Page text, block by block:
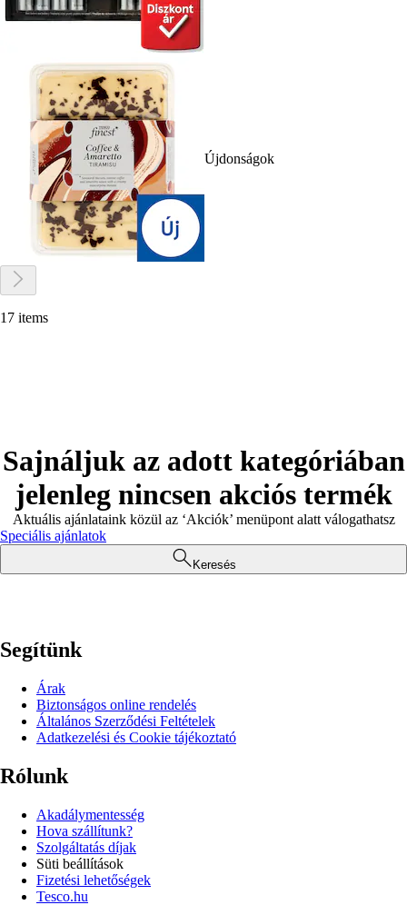
Újdonságok
17 items
Sajnáljuk az adott kategóriában
jelenleg nincsen akciós termék
Aktuális ajánlataink közül az ‘Akciók’ menüpont alatt válogathatsz
Speciális ajánlatok
Keresés
Segítünk
Árak
Biztonságos online rendelés
Általános Szerződési Feltételek
Adatkezelési és Cookie tájékoztató
Rólunk
Akadálymentesség
Hova szállítunk?
Szolgáltatás díjak
Süti beállítások
Fizetési lehetőségek
Tesco.hu